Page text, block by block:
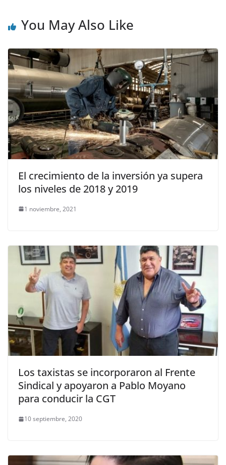
You May Also Like
El crecimiento de la inversión ya supera
los niveles de 2018 y 2019
1 noviembre, 2021
Los taxistas se incorporaron al Frente
Sindical y apoyaron a Pablo Moyano
para conducir la CGT
10 septiembre, 2020